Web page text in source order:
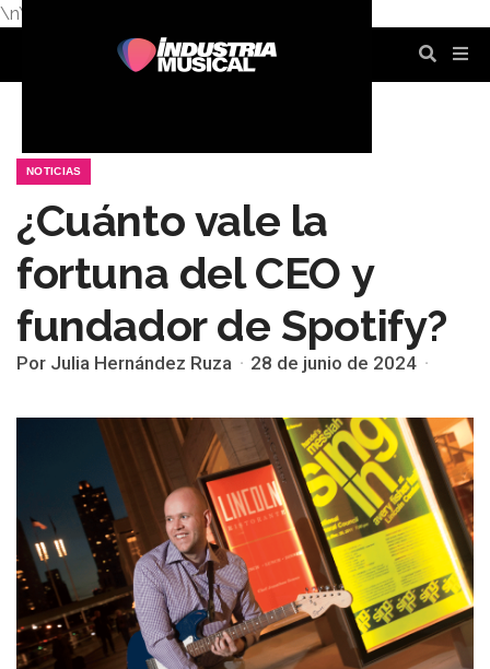
\n\n
NOTICIAS
¿Cuánto vale la
fortuna del CEO y
fundador de Spotify?
Por Julia Hernández Ruza 28 de junio de 2024